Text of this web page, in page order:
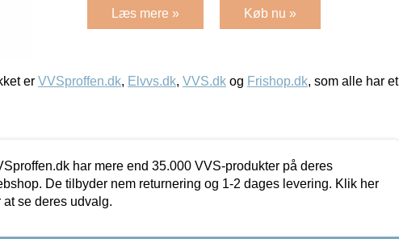
Læs mere » Køb nu »
er VVSproffen.dk, Elvvs.dk, VVS.dk og Frishop.dk, som alle har et
har mere end 35.000 VVS-produkter på deres
De tilbyder nem returnering og 1-2 dages levering. Klik her
at se deres udvalg.